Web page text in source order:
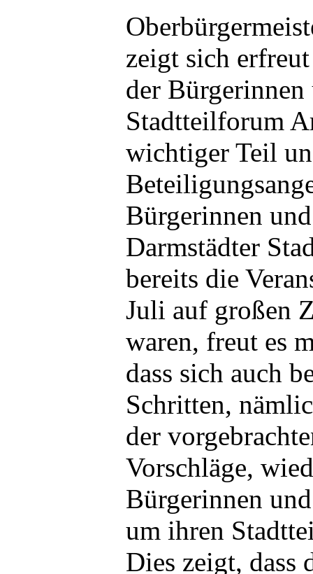
zeigt sich
der
Stadtteilforum
wichtiger Teil
Bürgerinnen
Darmstädter
bereits die
Juli auf großen
waren, freut es
dass sich auch
Schritten,
der
Vorschläge,
Bürgerinnen
um ihren
Dies zeigt, dass